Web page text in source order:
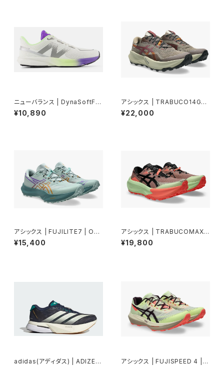
ニューバランス | DynaSoftFla
shv7 | WHITE/MULTI | Men
¥10,890
アシックス | TRABUCO14GT
X | TAUPEGREY/OATMEAL
| Men
¥22,000
アシックス | FUJILITE7 | OCE
ANHAZE/FOGGYTEAL | Uni
sex
¥15,400
アシックス | TRABUCOMAX5
| UMEBOSHI/BLACK | Men
¥19,800
adidas(アディダス) | ADIZER
アシックス | FUJISPEED 4 | I